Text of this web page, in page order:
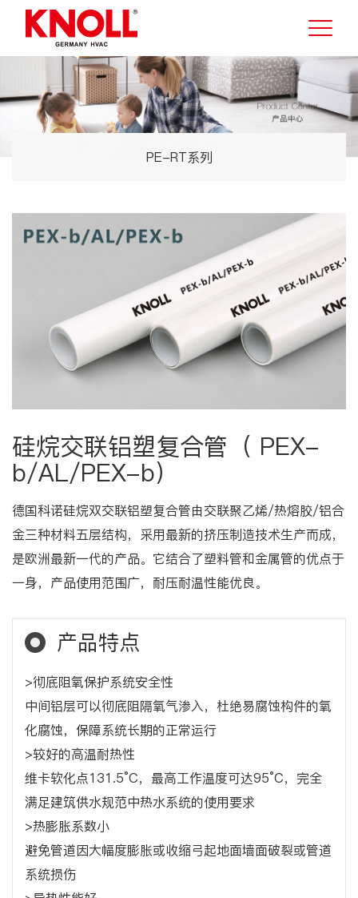
PE-RT系列
硅烷交联铝塑复合管（ PEX-
b/AL/PEX-b）
德国科诺硅烷双交联铝塑复合管由交联聚乙烯/热熔胶/铝合
金三种材料五层结构，采用最新的挤压制造技术生产而成，
是欧洲最新一代的产品。它结合了塑料管和金属管的优点于
一身，产品使用范围广，耐压耐温性能优良。
产品特点
>彻底阻氧保护系统安全性
中间铝层可以彻底阻隔氧气渗入，杜绝易腐蚀构件的氧
化腐蚀，保障系统长期的正常运行
>较好的高温耐热性
维卡软化点131.5°C，最高工作温度可达95°C，完全
满足建筑供水规范中热水系统的使用要求
>热膨胀系数小
避免管道因大幅度膨胀或收缩弓起地面墙面破裂或管道
系统损伤